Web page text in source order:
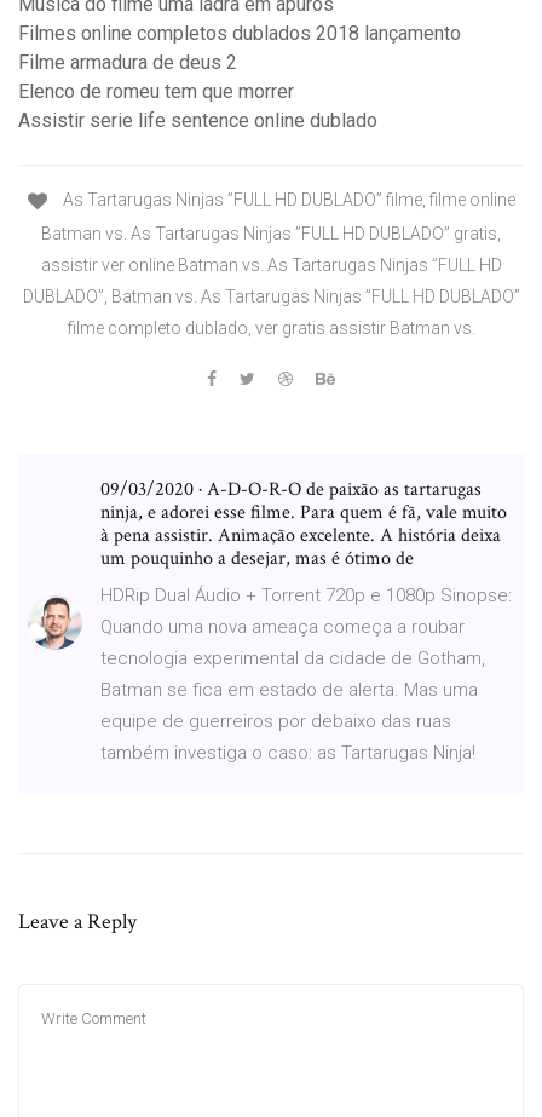
Musica do filme uma ladra em apuros
Filmes online completos dublados 2018 lançamento
Filme armadura de deus 2
Elenco de romeu tem que morrer
Assistir serie life sentence online dublado
As Tartarugas Ninjas ”FULL HD DUBLADO” filme, filme online
Batman vs. As Tartarugas Ninjas ”FULL HD DUBLADO” gratis,
assistir ver online Batman vs. As Tartarugas Ninjas ”FULL HD
DUBLADO”, Batman vs. As Tartarugas Ninjas ”FULL HD DUBLADO”
filme completo dublado, ver gratis assistir Batman vs.
09/03/2020 · A-D-O-R-O de paixão as tartarugas
ninja, e adorei esse filme. Para quem é fã, vale muito
à pena assistir. Animação excelente. A história deixa
um pouquinho a desejar, mas é ótimo de
HDRip Dual Áudio + Torrent 720p e 1080p Sinopse:
Quando uma nova ameaça começa a roubar
tecnologia experimental da cidade de Gotham,
Batman se fica em estado de alerta. Mas uma
equipe de guerreiros por debaixo das ruas
também investiga o caso: as Tartarugas Ninja!
Leave a Reply